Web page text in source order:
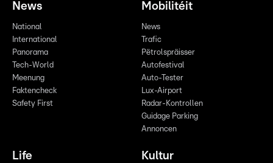
News
National
International
Panorama
Tech-World
Meenung
Faktencheck
Safety First
Mobilitéit
News
Trafic
Pëtrolspräisser
Autofestival
Auto-Tester
Lux-Airport
Radar-Kontrollen
Guidage Parking
Annoncen
Life Kultur